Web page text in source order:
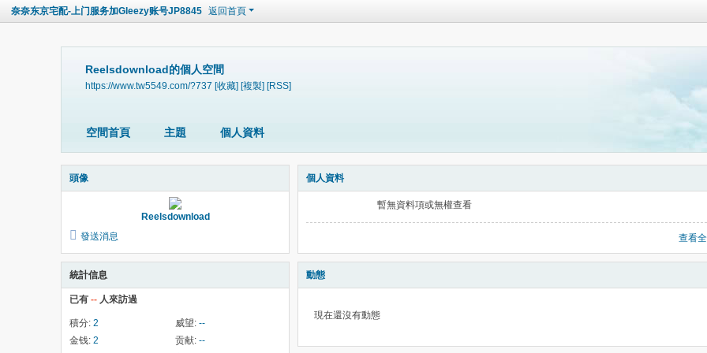
奈奈东京宅配-上门服务加Gleezy账号JP8845 返回首頁
Reelsdownload的個人空間
https://www.tw5549.com/?737 [收藏] [複製] [RSS]
空間首頁 主題 個人資料
頭像
Reelsdownload
發送消息
統計信息
已有 -- 人來訪過
積分: 2 威望: --
金钱: 2 贡献: --
個人資料
暫無資料項或無權查看
查看
動態
現在還沒有動態